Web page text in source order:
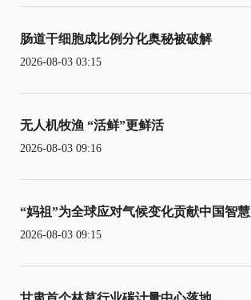
肠道干细胞成比例分化奥秘被破解
2026-08-03 03:15
无人机牧渔 “活鲜”更鲜活
2026-08-03 09:16
“妈祖”为全球应对气候变化贡献中国智慧
2026-08-03 09:15